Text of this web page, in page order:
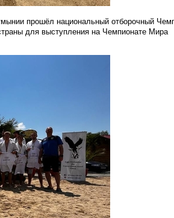
прошёл национальный отборочный
для выступления на Чемпионате Мира